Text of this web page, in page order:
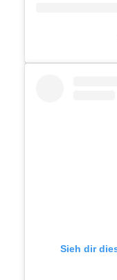
Sieh dir